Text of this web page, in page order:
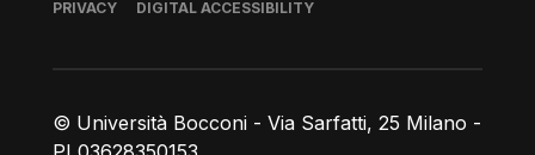
© Università Bocconi - Via Sarfatti, 25 Milano -
Footer
PRIVACY DIGITAL ACCESSIBILITY